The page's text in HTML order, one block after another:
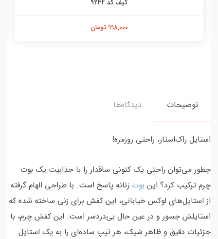
کیف کد 9242
998,000 تومان
توضیحات دیدگاه‌ها
استایل راک‌استار، راحتی روزمره!
چطور می‌توان راحتی یک کتونی ساقدار را با جذابیت یک بوت
چرم ترکیب کرد؟ این بوت زنانه پاسخ است. با طراحی الهام گرفته
از استایل‌های لوکس خیابانی، این کفش برای زنی ساخته شده که
استایلش جسور و در عین حال بی‌دردسر است. این کفش چرم، با
جزئیات دقیق و ظاهر شیک، هر تیپ ساده‌ای را به یک استایل